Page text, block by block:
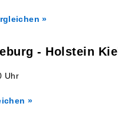
»
- Holstein Kiel
Uhr
»